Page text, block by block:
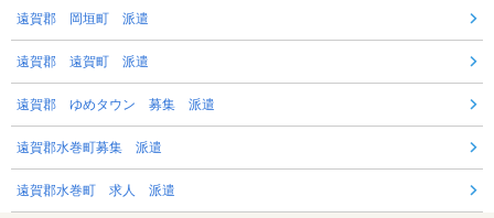
遠賀郡 岡垣町 派遣
遠賀郡 遠賀町 派遣
遠賀郡 ゆめタウン 募集 派遣
遠賀郡水巻町募集 派遣
遠賀郡水巻町 求人 派遣